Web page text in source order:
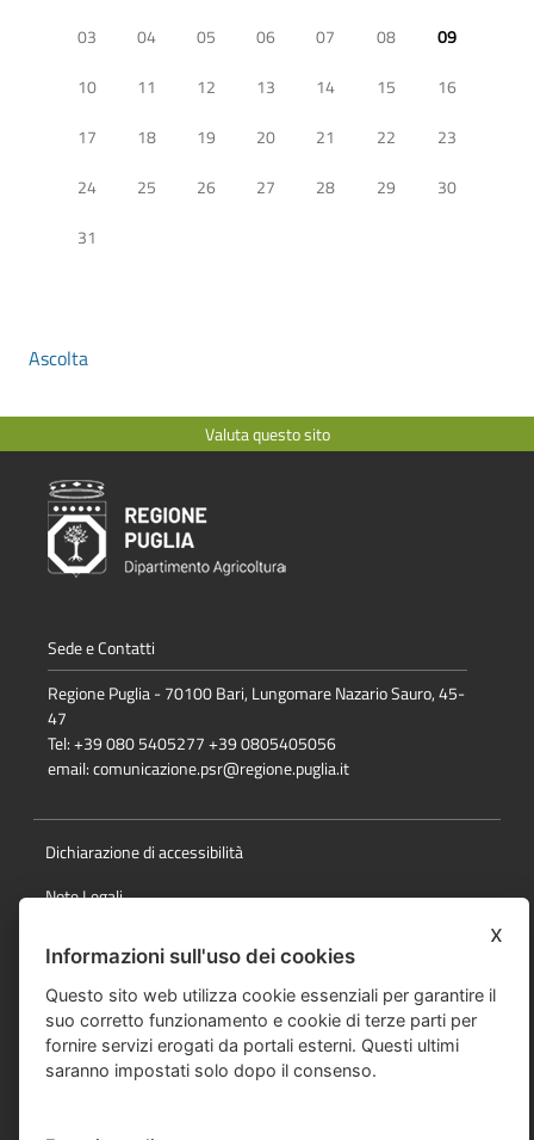
03
04 05 06 07 08
09
10
11 12 13 14 15
16
17
18 19 20 21 22
23
24
25 26 27 28 29
30
31
Ascolta
Valuta questo sito
Sede e Contatti
Regione Puglia - 70100 Bari, Lungomare Nazario Sauro, 45-
47
Tel: +39 080 5405277 +39 0805405056
email:comunicazione.psr@regione.puglia.it
Dichiarazione di accessibilità
Note Legali
Responsabile della pubblicazione
Mappa del sito
x
Informazioni sull'uso dei cookies
Questo sito web utilizza cookie essenziali per garantire il
suo corretto funzionamento e cookie di terze parti per
fornire servizi erogati da portali esterni. Questi ultimi
saranno impostati solo dopo il consenso.